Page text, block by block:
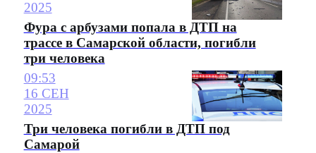
2025
Фура с арбузами попала в ДТП на
трассе в Самарской области, погибли
три человека
09:53
16 СЕН
2025
Три человека погибли в ДТП под
Самарой